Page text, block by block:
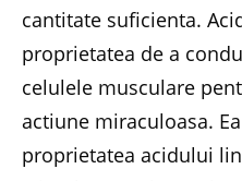
cantitate suficienta.
proprietatea de a
celulele musculare
actiune miraculoasa.
proprietatea acidului